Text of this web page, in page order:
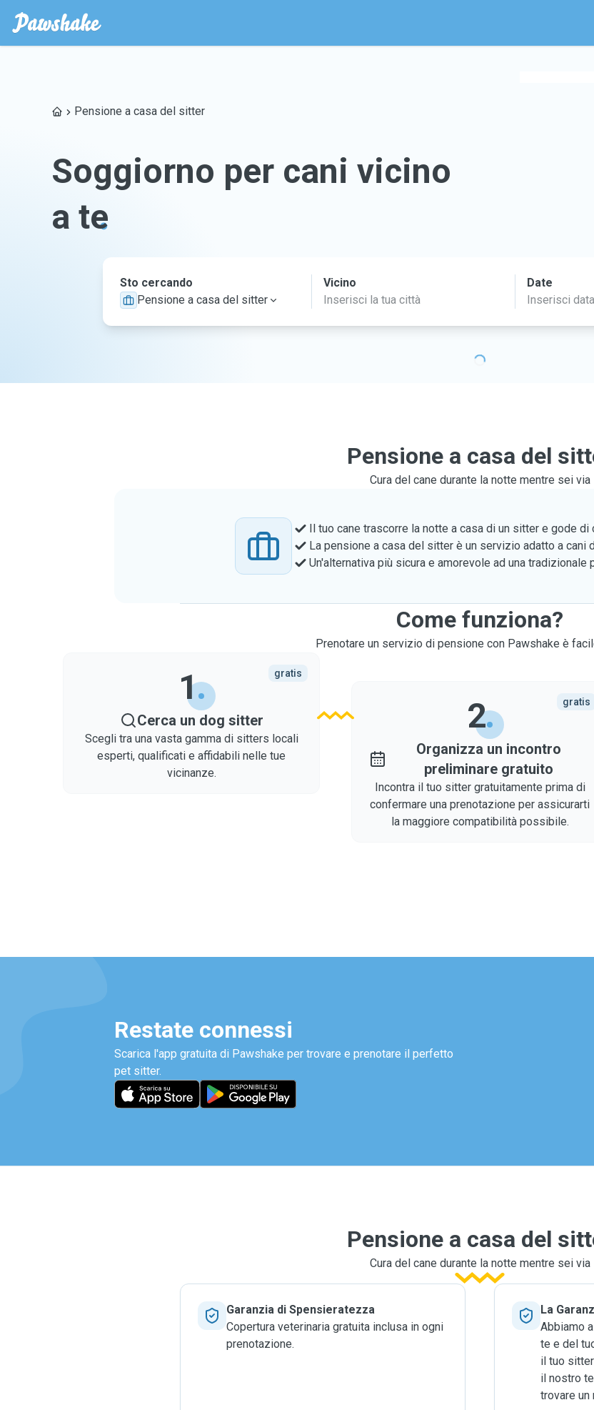
Pensione a casa del sitter
Soggiorno per cani vicino
a te
Sto cercando
Pensione a casa del sitter
Vicino
Inserisci la tua città
Date
Inserisci
Pensione a casa del
Cura del cane durante la notte mentre sei via
Il tuo cane trascorre la notte a casa di un sitter e gode
La pensione a casa del sitter è un servizio adatto a cani
Un'alternativa più sicura e amorevole ad una
Come funziona?
Prenotare un servizio di pensione con Pawshake è
1
Cerca un dog sitter
gratis
Scegli tra una vasta gamma di sitters locali
esperti, qualificati e affidabili nelle tue
vicinanze.
2
Organizza un incontro
preliminare gratuito
gratis
Incontra il tuo sitter gratuitamente prima di
confermare una prenotazione per assicurarti
la maggiore compatibilità possibile.
Restate connessi
Scarica l'app gratuita di Pawshake per trovare e prenotare il perfetto
pet sitter.
Pensione a casa del
Cura del cane durante la notte mentre sei via
Garanzia di Spensieratezza
Copertura veterinaria gratuita inclusa in ogni
prenotazione.
La
Abbiamo
te e del
il tuo
il nostro
trovare un